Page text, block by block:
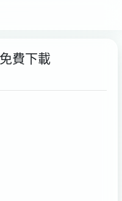
費下載